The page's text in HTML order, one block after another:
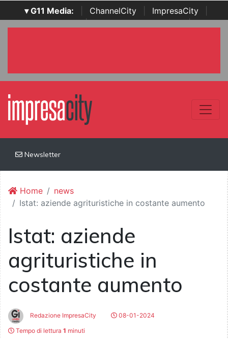
▾ G11 Media: ChannelCity ImpresaCity
SecurityOpenLab | Italian Channel Awards | Italian
Newsletter
Home
news
Istat: aziende agrituristiche in costante aumento
Istat: aziende
agrituristiche in
costante aumento
Redazione ImpresaCity
08-01-2024
Tempo di lettura 1 minuti